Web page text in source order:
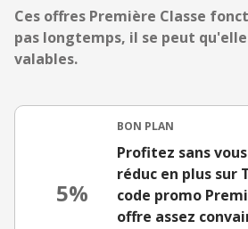
Ces offres Première Classe
pas longtemps, il se peut
valables.
5%
BON PLAN
Profitez sans
réduc en plus sur
code promo
offre assez